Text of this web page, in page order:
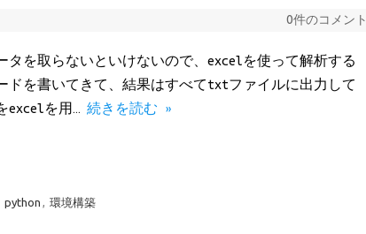
0件のコメント
タを取らないといけないので、excelを使って解析する
ドを書いてきて、結果はすべてtxtファイルに出力して
excelを用… 続きを読む »
python , 環境構築